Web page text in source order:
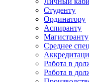
Студенту
Ординатору
Аспиранту
Магистранту
Среднее
Работа в
Работа в